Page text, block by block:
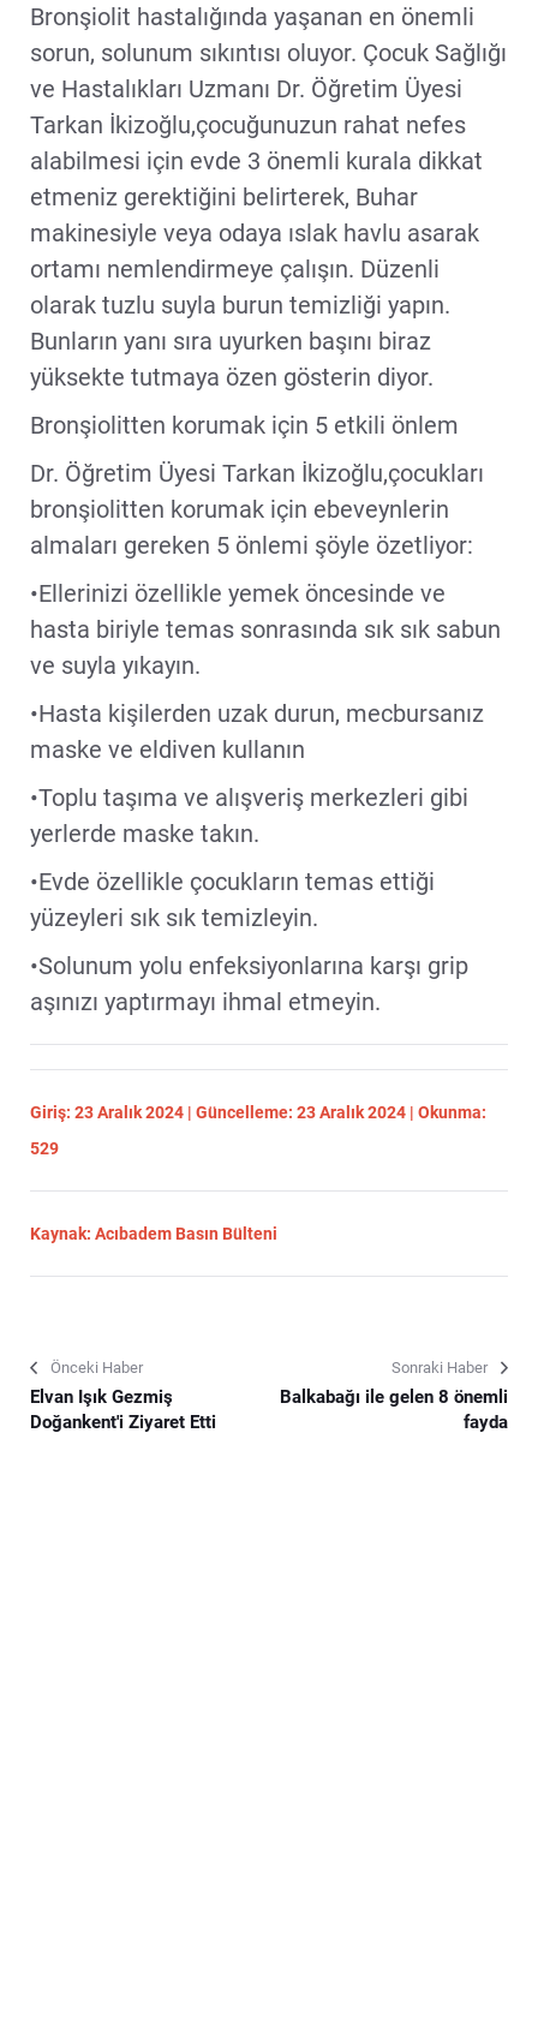
Bronşiolit hastalığında yaşanan en önemli
sorun, solunum sıkıntısı oluyor. Çocuk Sağlığı
ve Hastalıkları Uzmanı Dr. Öğretim Üyesi
Tarkan İkizoğlu,çocuğunuzun rahat nefes
alabilmesi için evde 3 önemli kurala dikkat
etmeniz gerektiğini belirterek, Buhar
makinesiyle veya odaya ıslak havlu asarak
ortamı nemlendirmeye çalışın. Düzenli
olarak tuzlu suyla burun temizliği yapın.
Bunların yanı sıra uyurken başını biraz
yüksekte tutmaya özen gösterin diyor.
Bronşiolitten korumak için 5 etkili önlem
Dr. Öğretim Üyesi Tarkan İkizoğlu,çocukları
bronşiolitten korumak için ebeveynlerin
almaları gereken 5 önlemi şöyle özetliyor:
•Ellerinizi özellikle yemek öncesinde ve
hasta biriyle temas sonrasında sık sık sabun
ve suyla yıkayın.
•Hasta kişilerden uzak durun, mecbursanız
maske ve eldiven kullanın
•Toplu taşıma ve alışveriş merkezleri gibi
yerlerde maske takın.
•Evde özellikle çocukların temas ettiği
yüzeyleri sık sık temizleyin.
•Solunum yolu enfeksiyonlarına karşı grip
aşınızı yaptırmayı ihmal etmeyin.
Giriş: 23 Aralık 2024 | Güncelleme: 23 Aralık 2024 | Okunma:
529
Kaynak: Acıbadem Basın Bülteni
Önceki Haber
Elvan Işık Gezmiş
Doğankent'i Ziyaret Etti
Sonraki Haber
Balkabağı ile gelen 8 önemli
fayda